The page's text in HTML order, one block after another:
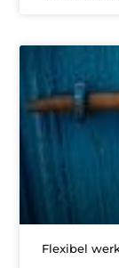
Flexibel